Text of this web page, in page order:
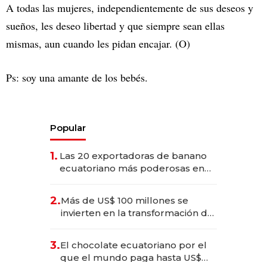
A todas las mujeres, independientemente de sus deseos y
sueños, les deseo libertad y que siempre sean ellas
mismas, aun cuando les pidan encajar. (O)
Ps: soy una amante de los bebés.
Popular
1. Las 20 exportadoras de banano
ecuatoriano más poderosas en
2.Más de US$ 100 millones se
invierten en la transformación de
3.El chocolate ecuatoriano por el
que el mundo paga hasta US$